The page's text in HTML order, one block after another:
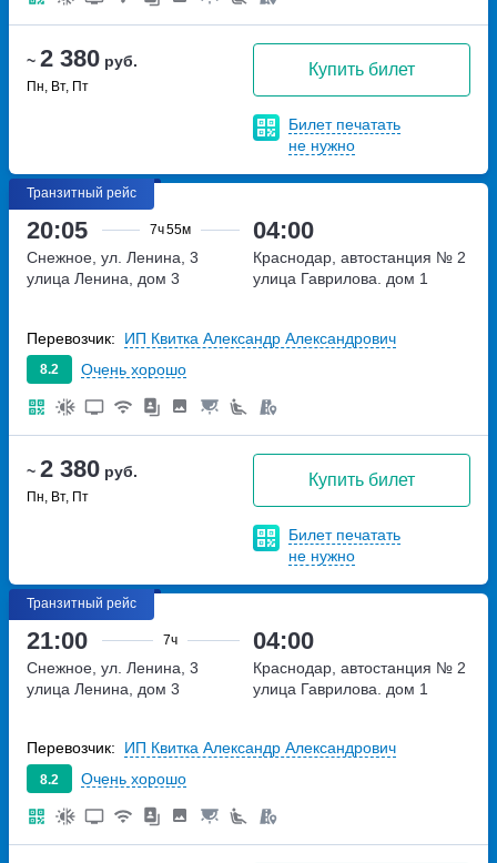
~ 2 380 руб.
Пн, Вт, Пт
Купить билет
Билет печатать
не нужно
Транзитный рейс
20:05 7ч55м 04:00
~ 2 380 руб.
Пн, Вт, Пт
Купить билет
Билет печатать
не нужно
Снежное, ул. Ленина, 3
улица Ленина, дом 3
Краснодар, автостанция № 2
улица Гаврилова. дом 1
8.2 Очень хорошо
Перевозчик: ИП Квитка Александр Александрович
Транзитный рейс
21:00 7ч 04:00
Снежное, ул. Ленина, 3
улица Ленина, дом 3
Краснодар, автостанция № 2
улица Гаврилова. дом 1
8.2 Очень хорошо
Перевозчик: ИП Квитка Александр Александрович